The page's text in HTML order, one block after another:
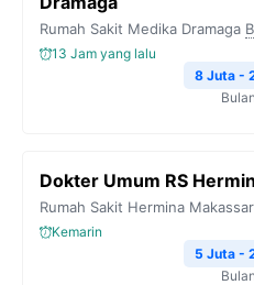
Rumah Sakit Medika Dramaga
13 Jam yang lalu
8 Juta -
Dokter Umum RS
Rumah Sakit Hermina Makassar
Kemarin
5 Juta -